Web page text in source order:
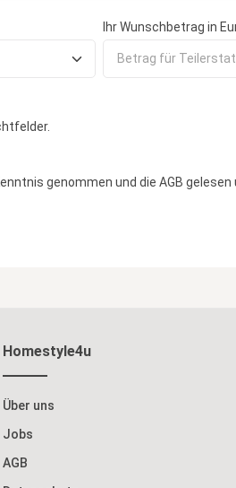
Ihr Wunschbetrag in
genommen und die AGB gelesen
Homestyle4u
Über uns
Jobs
AGB